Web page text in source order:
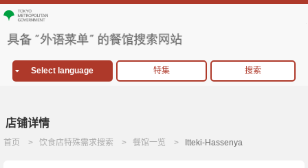
Select language 特集 搜索
店铺详情
首页 饮食店特殊需求搜索 餐馆一览 Itteki-Hassenya